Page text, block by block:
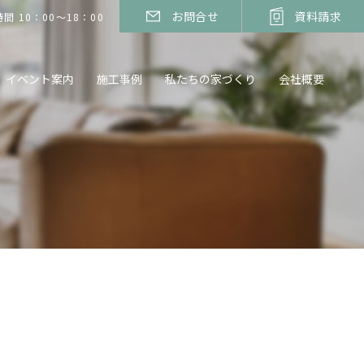
イベント案内 施工事例 私たちの家づくり 会社概要
間 10：00～18：00 お問合せ 資料請求